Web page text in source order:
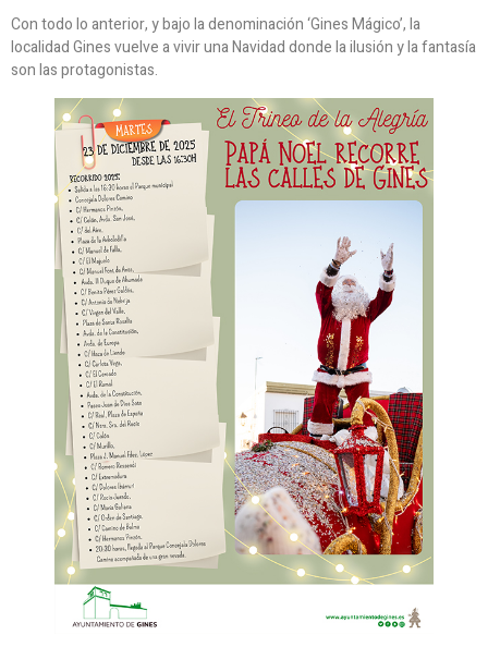
Con todo lo anterior, y bajo la denominación ‘Gines Mágico’, la
localidad Gines vuelve a vivir una Navidad donde la ilusión y la fantasía
son las protagonistas.